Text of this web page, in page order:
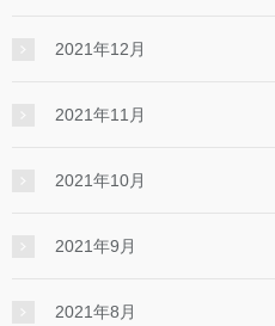
2021年12月
2021年11月
2021年10月
2021年9月
2021年8月